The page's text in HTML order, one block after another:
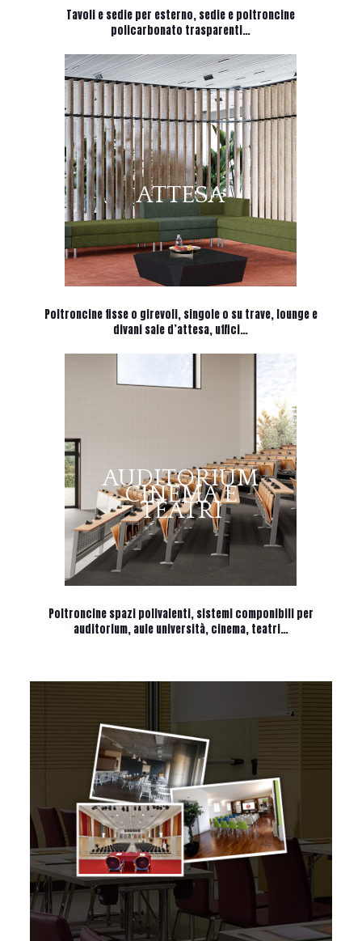
Tavoli e sedie per esterno, sedie e poltroncine
policarbonato trasparenti…
ATTESA
Poltroncine fisse o girevoli, singole o su trave, lounge e
divani sale d’attesa, uffici…
AUDITORIUM
CINEMA E
TEATRI
Poltroncine spazi polivalenti, sistemi componibili per
auditorium, aule università, cinema, teatri…